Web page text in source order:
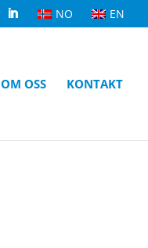
NO EN
OM OSS KONTAKT